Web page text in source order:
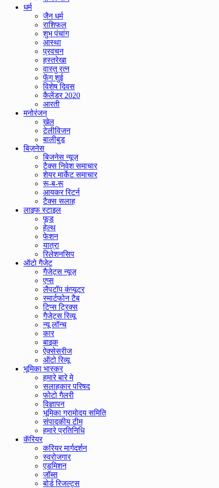
धर्म
जैन धर्म
राशिफल
शुभ पंचांग
आस्था
प्रवचन
हस्तरेखा
वास्तु रत्न
फेंग शुई
विशेष दिवस
कैलेंडर 2020
आरती
मनोरंजन
खेल
टेलीविजन
बालीबुड
बिज़नेस
बिजनेस न्यूज़
टैक्स निवेश समाचार
शेयर मार्केट समाचार
रू-ब-रू
आयकर रिटर्न
टैक्स सलाह
लाइफ स्टाइल
फूड
हेल्थ
फेशन
यात्रा
रिलेशनसिप
ऑटो गैजेट
गैजेट्स न्यूज़
एप्स
लैपटॉप कंप्यूटर
स्मार्टफोन टैब
टिप्स ट्रिक्स
गैजेट्स रिव्यू
न्यू लॉन्च
कार
बाइक
ऐक्सेसरीज
ऑटो रिव्यू
भूमिका भास्कर
हमारे बारे मे
सलाहकार परिषद
फोटो गैलरी
विज्ञापन
भूमिका ग्रामोदय समिति
संपादकीय टीम
हमारे प्रतिनिधि
कॅरियर
करियर मार्गदर्शन
स्वरोजगार
एडमिशन
जॉब्स
बोर्ड रिजल्ट्स